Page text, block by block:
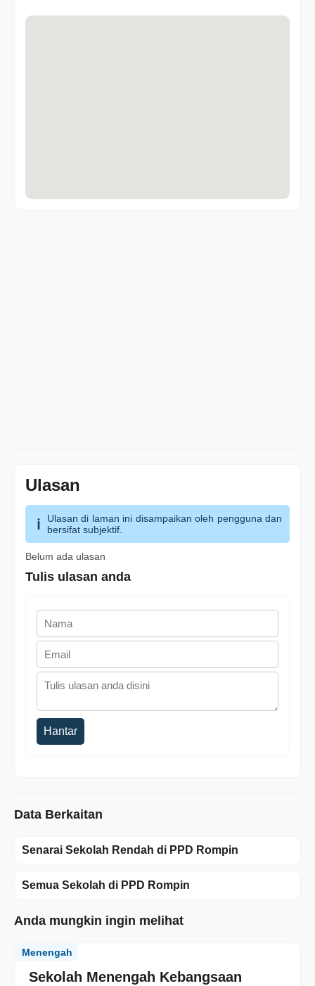
Ulasan
Ulasan di laman ini disampaikan oleh pengguna dan
bersifat subjektif.
Belum ada ulasan
Tulis ulasan anda
Hantar
Data Berkaitan
Senarai Sekolah Rendah di PPD Rompin
Semua Sekolah di PPD Rompin
Anda mungkin ingin melihat
Sekolah Menengah Kebangsaan
Menengah